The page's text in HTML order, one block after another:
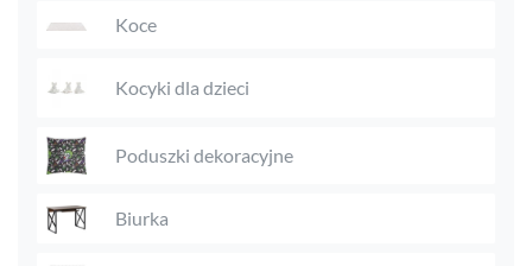
Koce
Kocyki dla dzieci
Poduszki dekoracyjne
Biurka